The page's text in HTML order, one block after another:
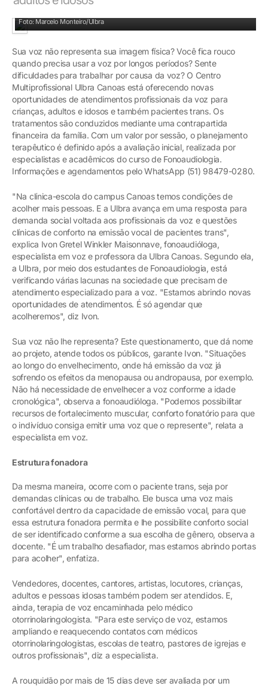
Foto: Marcelo Monteiro/Ulbra
Sua voz não representa sua imagem física? Você fica rouco
quando precisa usar a voz por longos períodos? Sente
dificuldades para trabalhar por causa da voz? O Centro
Multiprofissional Ulbra Canoas está oferecendo novas
oportunidades de atendimentos profissionais da voz para
crianças, adultos e idosos e também pacientes trans. Os
tratamentos são conduzidos mediante uma contrapartida
financeira da família. Com um valor por sessão, o planejamento
terapêutico é definido após a avaliação inicial, realizada por
especialistas e acadêmicos do curso de Fonoaudiologia.
Informações e agendamentos pelo WhatsApp (51) 98479-0280.
"Na clínica-escola do campus Canoas temos condições de
acolher mais pessoas. E a Ulbra avança em uma resposta para
demanda social voltada aos profissionais da voz e questões
clínicas de conforto na emissão vocal de pacientes trans",
explica Ivon Gretel Winkler Maisonnave, fonoaudióloga,
especialista em voz e professora da Ulbra Canoas. Segundo ela,
a Ulbra, por meio dos estudantes de Fonoaudiologia, está
verificando várias lacunas na sociedade que precisam de
atendimento especializado para a voz. "Estamos abrindo novas
oportunidades de atendimentos. É só agendar que
acolheremos", diz Ivon.
Sua voz não lhe representa? Este questionamento, que dá nome
ao projeto, atende todos os públicos, garante Ivon. "Situações
ao longo do envelhecimento, onde há emissão da voz já
sofrendo os efeitos da menopausa ou andropausa, por exemplo.
Não há necessidade de envelhecer a voz conforme a idade
cronológica", observa a fonoaudióloga. "Podemos possibilitar
recursos de fortalecimento muscular, conforto fonatório para que
o indivíduo consiga emitir uma voz que o represente", relata a
especialista em voz.
Estrutura fonadora
Da mesma maneira, ocorre com o paciente trans, seja por
demandas clínicas ou de trabalho. Ele busca uma voz mais
confortável dentro da capacidade de emissão vocal, para que
essa estrutura fonadora permita e lhe possibilite conforto social
de ser identificado conforme a sua escolha de gênero, observa a
docente. "É um trabalho desafiador, mas estamos abrindo portas
para acolher", enfatiza.
Vendedores, docentes, cantores, artistas, locutores, crianças,
adultos e pessoas idosas também podem ser atendidos. E,
ainda, terapia de voz encaminhada pelo médico
otorrinolaringologista. "Para este serviço de voz, estamos
ampliando e reaquecendo contatos com médicos
otorrinolaringologistas, escolas de teatro, pastores de igrejas e
outros profissionais", diz a especialista.
A rouquidão por mais de 15 dias deve ser avaliada por um